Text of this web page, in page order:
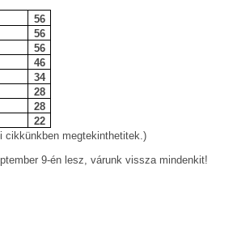
56
56
56
46
34
28
28
22
cikkünkben megtekinthetitek.)
9-én lesz, várunk vissza mindenkit!